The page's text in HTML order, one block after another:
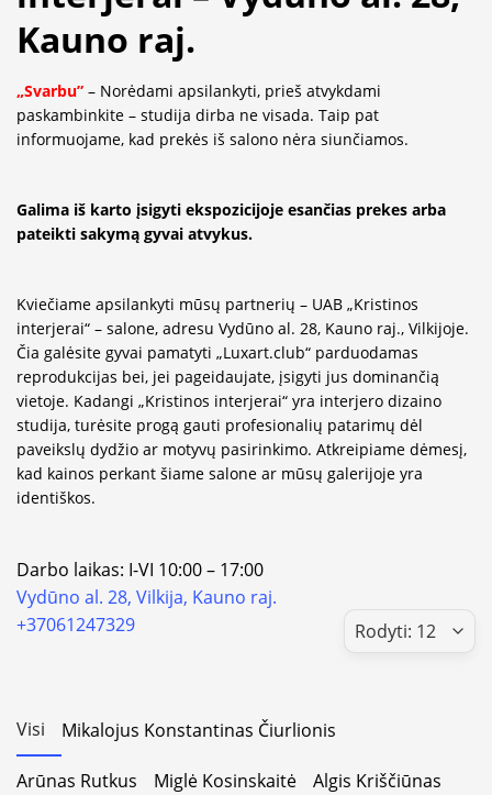
Kauno raj.
„Svarbu” – Norėdami apsilankyti, prieš atvykdami
paskambinkite – studija dirba ne visada. Taip pat
informuojame, kad prekės iš salono nėra siunčiamos.
Galima iš karto įsigyti ekspozicijoje esančias prekes arba
pateikti sakymą gyvai atvykus.
Kviečiame apsilankyti mūsų partnerių – UAB „Kristinos
interjerai“ – salone, adresu Vydūno al. 28, Kauno raj., Vilkijoje.
Čia galėsite gyvai pamatyti „Luxart.club“ parduodamas
reprodukcijas bei, jei pageidaujate, įsigyti jus dominančią
vietoje. Kadangi „Kristinos interjerai“ yra interjero dizaino
studija, turėsite progą gauti profesionalių patarimų dėl
paveikslų dydžio ar motyvų pasirinkimo. Atkreipiame dėmesį,
kad kainos perkant šiame salone ar mūsų galerijoje yra
identiškos.
Darbo laikas: I-VI 10:00 – 17:00
Vydūno al. 28, Vilkija, Kauno raj.
+37061247329
Visi Mikalojus Konstantinas Čiurlionis
Arūnas Rutkus Miglė Kosinskaitė Algis Kriščiūnas